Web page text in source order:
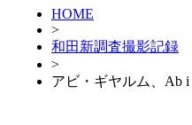
HOME
>
和田新調査撮影記録
>
アビ・ギヤルム、Ab i